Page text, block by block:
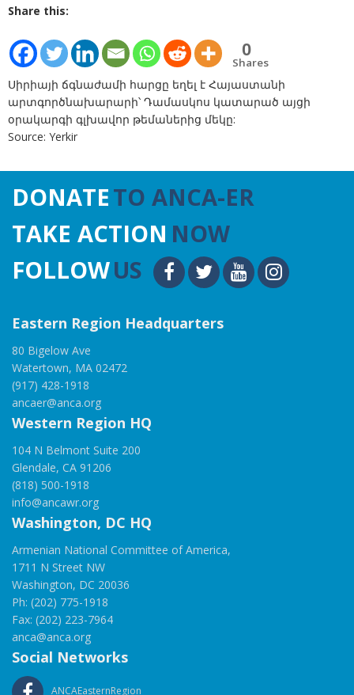
Share this:
0
Shares
Սիրիայի ճգնաժամի հարցը եղել է Հայաստանի
արտգործնախարարի՝ Դամասկոս կատարած այցի
օրակարգի գլխավոր թեմաներից մեկը:
Source: Yerkir
DONATETO ANCA-ER
TAKE ACTION NOW
FOLLOWUS
Eastern Region Headquarters
80 Bigelow Ave
Watertown, MA 02472
(917) 428-1918
ancaer@anca.org
Western Region HQ
104 N Belmont Suite 200
Glendale, CA 91206
(818) 500-1918
info@ancawr.org
Washington, DC HQ
Armenian National Committee of America,
1711 N Street NW
Washington, DC 20036
Ph: (202) 775-1918
Fax: (202) 223-7964
anca@anca.org
Social Networks
ANCAEasternRegion